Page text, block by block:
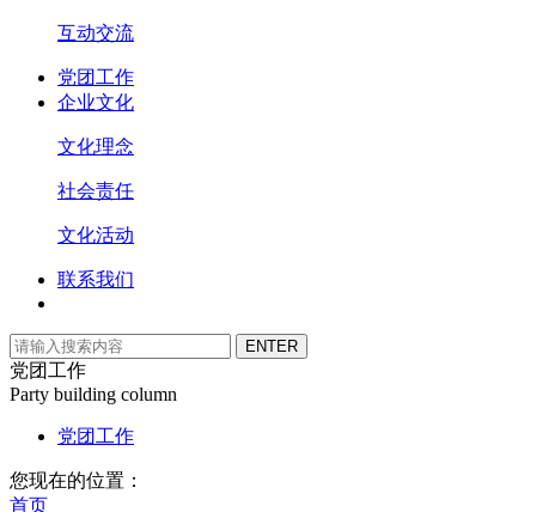
互动交流
党团工作
企业文化
文化理念
社会责任
文化活动
联系我们
党团工作
Party building column
党团工作
您现在的位置：
首页